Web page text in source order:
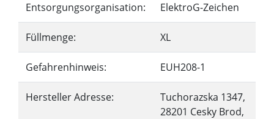
Entsorgungsorganisation: ElektroG-Zeichen
Füllmenge: XL
Gefahrenhinweis: EUH208-1
Hersteller Adresse:
Tuchorazska 1347,
28201 Cesky Brod,